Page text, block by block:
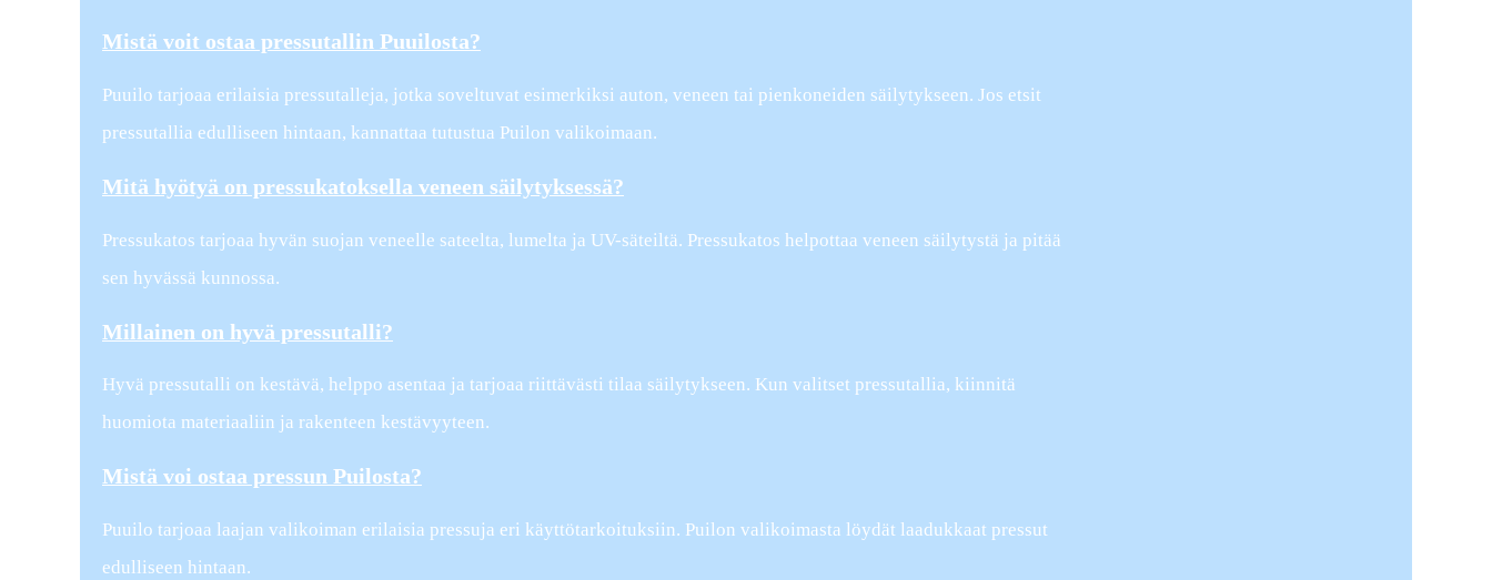
Mistä voit ostaa pressutallin Puuilosta?
Puuilo tarjoaa erilaisia pressutalleja, jotka soveltuvat esimerkiksi auton, veneen tai pienkoneiden säilytykseen. Jos etsit
pressutallia edulliseen hintaan, kannattaa tutustua Puilon valikoimaan.
Mitä hyötyä on pressukatoksella veneen säilytyksessä?
Pressukatos tarjoaa hyvän suojan veneelle sateelta, lumelta ja UV-säteiltä. Pressukatos helpottaa veneen säilytystä ja pitää
sen hyvässä kunnossa.
Millainen on hyvä pressutalli?
Hyvä pressutalli on kestävä, helppo asentaa ja tarjoaa riittävästi tilaa säilytykseen. Kun valitset pressutallia, kiinnitä
huomiota materiaaliin ja rakenteen kestävyyteen.
Mistä voi ostaa pressun Puilosta?
Puuilo tarjoaa laajan valikoiman erilaisia pressuja eri käyttötarkoituksiin. Puilon valikoimasta löydät laadukkaat pressut
edulliseen hintaan.